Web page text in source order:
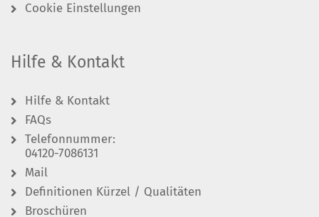
Cookie Einstellungen
Hilfe & Kontakt
Hilfe & Kontakt
FAQs
Telefonnummer:
04120-7086131
Mail
Definitionen Kürzel / Qualitäten
Broschüren